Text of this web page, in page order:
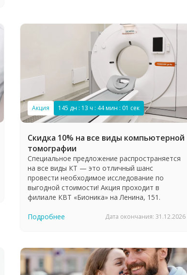
Акция 145 дн : 13 ч : 44 мин : 00 сек
Скидка 10% на все виды компьютерной
томографии
Специальное предложение распространяется
на все виды КТ — это отличный шанс
провести необходимое исследование по
выгодной стоимости! Акция проходит в
филиале КВТ «Бионика» на Ленина, 151.
Подробнее Дата окончания: 31.12.2026